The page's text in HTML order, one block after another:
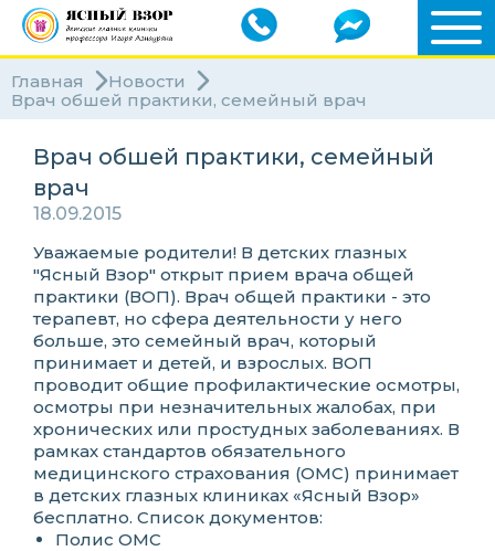
Главная
Новости
Врач обшей практики, семейный врач
Врач обшей практики, семейный
врач
18.09.2015
Уважаемые родители! В детских глазных
"Ясный Взор" открыт прием врача общей
практики (ВОП). Врач общей практики - это
терапевт, но сфера деятельности у него
больше, это семейный врач, который
принимает и детей, и взрослых. ВОП
проводит общие профилактические осмотры,
осмотры при незначительных жалобах, при
хронических или простудных заболеваниях. В
рамках стандартов обязательного
медицинского страхования (ОМС) принимает
в детских глазных клиниках «Ясный Взор»
бесплатно. Список документов:
Полис ОМС